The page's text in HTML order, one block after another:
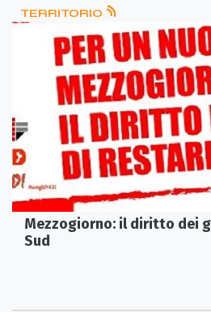
TERRITORIO
Mezzogiorno: il diritto dei
Sud